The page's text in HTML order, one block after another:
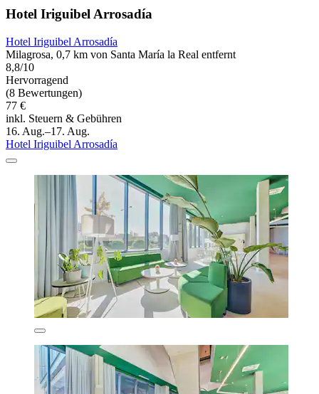
Hotel Iriguibel Arrosadía
Hotel Iriguibel Arrosadía
Milagrosa, 0,7 km von Santa María la Real entfernt
8,8/10
Hervorragend
(8 Bewertungen)
77 €
inkl. Steuern & Gebühren
16. Aug.–17. Aug.
Hotel Iriguibel Arrosadía